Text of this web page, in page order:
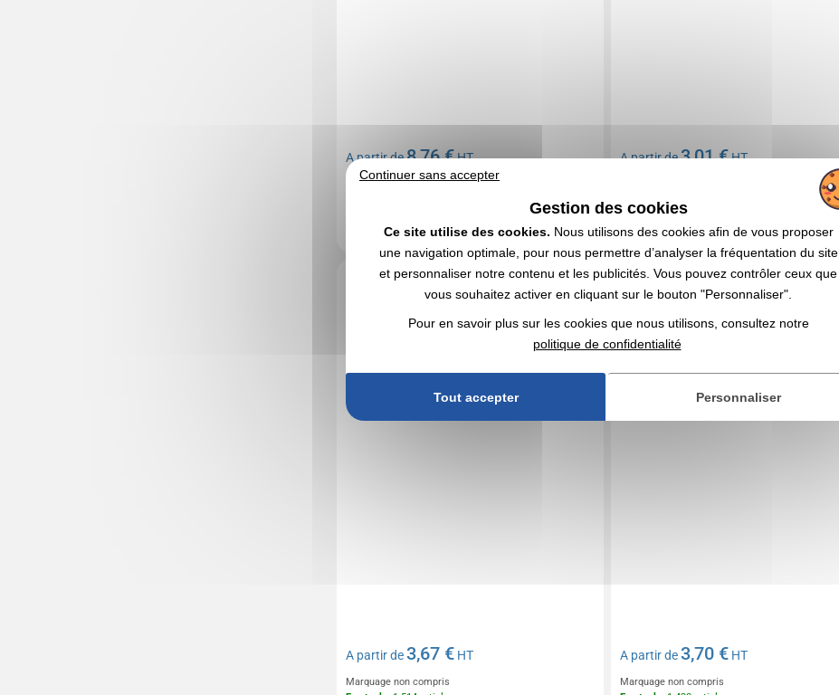
A partir de8,76 €HT
Marquage non compris
DEVIS EXPRESS
A partir de3,01 €HT
En stock: 2 119 articles
DEVIS EXPRESS
Réf. 01408V0093475
calculatrice personnalisable
A partir de3,67 € HT
Marquage non compris
Réf. 00010V0077144
Calculatrice publicitaire
A partir de3,70 €HT
Marquage non compris
Continuer sans accepter
Gestion des cookies
Ce site utilise des cookies. Nous utilisons des cookies afin de vous proposer
une navigation optimale, pour nous permettre d’analyser la fréquentation du site
et personnaliser notre contenu et les publicités. Vous pouvez contrôler ceux que
vous souhaitez activer en cliquant sur le bouton "Personnaliser".
Pour en savoir plus sur les cookies que nous utilisons, consultez notre
politique de confidentialité
Tout accepter Personnaliser